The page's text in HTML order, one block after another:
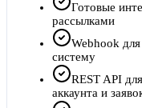
Готовые
рассылками
Webhook
систему
REST API
аккаунта и